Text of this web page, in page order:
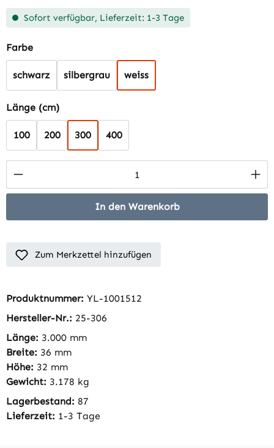
Sofort verfügbar, Lieferzeit: 1-3 Tage
Farbeauswählen
schwarz silbergrau weiss
Länge (cm)auswählen
100 200 300 400
Produkt Anzahl: Gib den gewünschten
In den Warenkorb
Zum Merkzettel hinzufügen
Produktnummer: YL-1001512
Hersteller-Nr.: 25-306
Länge: 3.000 mm
Breite: 36 mm
Höhe: 32 mm
Gewicht: 3.178 kg
Lagerbestand: 87
Lieferzeit: 1-3 Tage